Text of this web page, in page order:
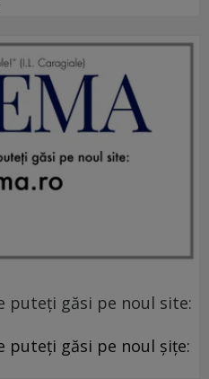
puteți găsi pe noul site:
puteți găsi pe noul șițe: